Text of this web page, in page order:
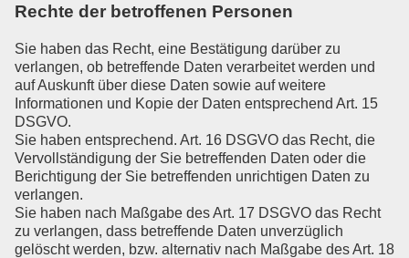
Rechte der betroffenen Personen
Sie haben das Recht, eine Bestätigung darüber zu
verlangen, ob betreffende Daten verarbeitet werden und
auf Auskunft über diese Daten sowie auf weitere
Informationen und Kopie der Daten entsprechend Art. 15
DSGVO.
Sie haben entsprechend. Art. 16 DSGVO das Recht, die
Vervollständigung der Sie betreffenden Daten oder die
Berichtigung der Sie betreffenden unrichtigen Daten zu
verlangen.
Sie haben nach Maßgabe des Art. 17 DSGVO das Recht
zu verlangen, dass betreffende Daten unverzüglich
gelöscht werden, bzw. alternativ nach Maßgabe des Art. 18